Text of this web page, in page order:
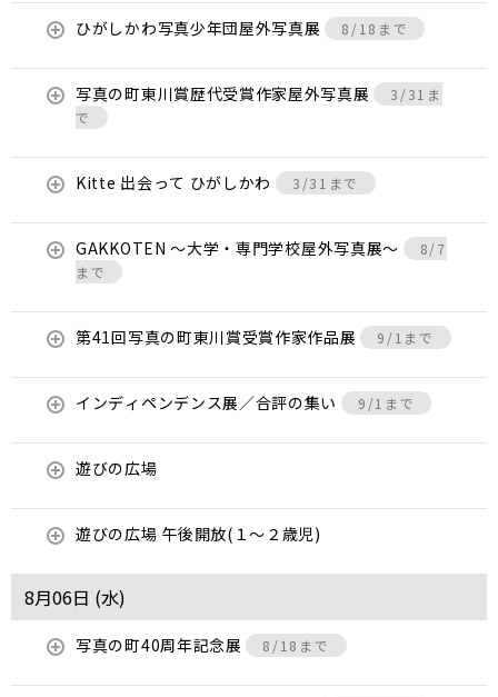
ひがしかわ写真少年団屋外写真展 8/18まで
写真の町東川賞歴代受賞作家屋外写真展
3/31ま
で
Kitte 出会って ひがしかわ 3/31まで
GAKKOTEN ～大学・専門学校屋外写真展～
8/7
まで
第41回写真の町東川賞受賞作家作品展 9/1まで
インディペンデンス展／合評の集い 9/1まで
遊びの広場
遊びの広場 午後開放(１～２歳児)
8月06日 (水)
写真の町40周年記念展 8/18まで